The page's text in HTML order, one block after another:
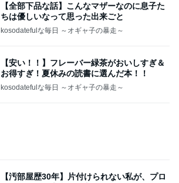
【全部下品な話】こんなマザーなのに息子た
ちは優しいなって思った出来ごと
kosodatefulな毎日 ～オギャ子の暴走～
【安い！！】フレーバー緑茶がおいしすぎ＆
お得すぎ！夏休みの読書に選んだ本！！
kosodatefulな毎日 ～オギャ子の暴走～
【汚部屋歴30年】片付けられない私が、プロ